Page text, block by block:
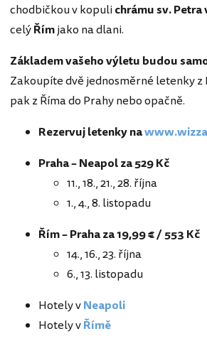
chodbičkou v kopulichrámu sv. Petra
celýŘímjako na dlani.
Základem vašeho výletu budou
Zakoupíte dvě jednosměrné letenky z
pak z Říma do Prahy nebo opačně.
Rezervuj letenky na
Praha – Neapol za 529 Kč
11., 18., 21., 28. října
1., 4., 8. listopadu
Řím – Praha za 19,99 € / 553 Kč
14., 16., 23. října
6., 13. listopadu
Hotely vNeapoli
Hotely vŘímě